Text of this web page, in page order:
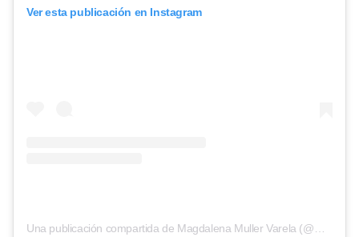
Ver esta publicación en Instagram